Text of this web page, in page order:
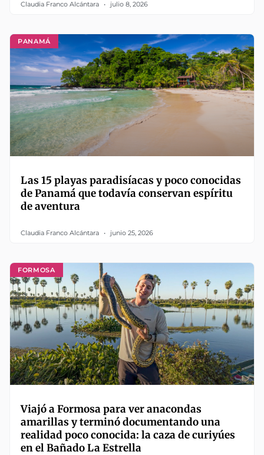
Claudia Franco Alcántara julio 8, 2026
PANAMÁ
Las 15 playas paradisíacas y poco conocidas
de Panamá que todavía conservan espíritu
de aventura
Claudia Franco Alcántara junio 25, 2026
FORMOSA
Viajó a Formosa para ver anacondas
amarillas y terminó documentando una
realidad poco conocida: la caza de curiyúes
en el Bañado La Estrella